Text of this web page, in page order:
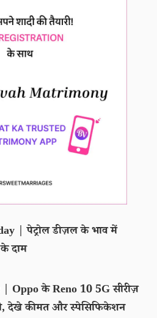
| पेट्रोल डीज़ल के भाव में
दाम
| Oppo के Reno 10 5G सीरीज़
देखे कीमत और स्पेसिफिकेशन